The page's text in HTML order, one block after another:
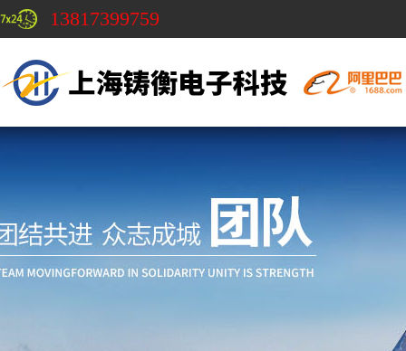
13817399759